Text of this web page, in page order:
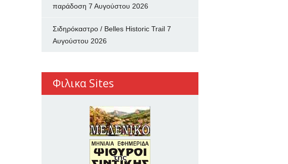
παράδοση 7 Αυγούστου 2026
Σιδηρόκαστρο / Belles Historic Trail 7
Αυγούστου 2026
Φιλικα Sites